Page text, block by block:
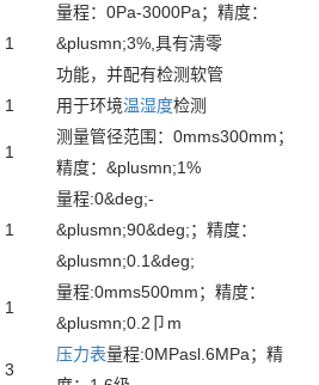
1
量程：0Pa-3000Pa；精度：
&plusmn;3%,具有淸零
功能，并配有检测软管
1 用于环境温湿度检测
1
测量管径范围：0mms300mm；
精度：&plusmn;1%
1
量程:0&deg;-
&plusmn;90&deg;；精度：
&plusmn;0.1&deg;
1
量程:0mms500mm；精度：
&plusmn;0.2卩m
3
压力表量程:0MPasl.6MPa；精